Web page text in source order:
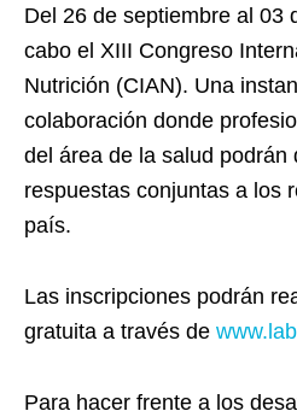
Del 26 de septiembre al 03
cabo el XIII Congreso
Nutrición (CIAN). Una
colaboración donde
del área de la salud podrán
respuestas conjuntas a los
país.
Las inscripciones podrán
gratuita a través de
Para hacer frente a los